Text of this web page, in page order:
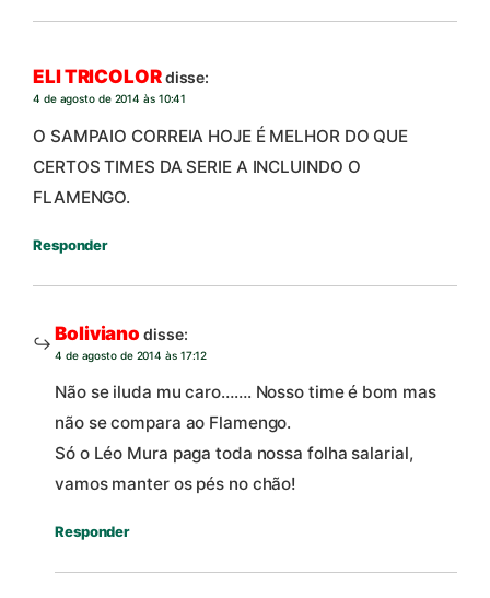
ELI TRICOLORdisse:
4 de agosto de 2014 às 10:41
O SAMPAIO CORREIA HOJE É MELHOR DO QUE
CERTOS TIMES DA SERIE A INCLUINDO O
FLAMENGO.
Responder
Boliviano disse:
4 de agosto de 2014 às 17:12
Não se iluda mu caro……. Nosso time é bom mas
não se compara ao Flamengo.
Só o Léo Mura paga toda nossa folha salarial,
vamos manter os pés no chão!
Responder